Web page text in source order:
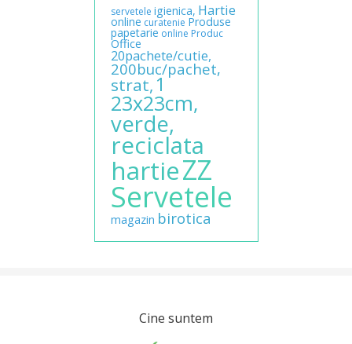
servetele igienica, Hartie
online curatenie Produse
papetarie online Produc
Office
20pachete/cutie,
200buc/pachet,
strat, 1
23x23cm,
verde,
reciclata
hartieZZ
Servetele
magazin birotica
Cine suntem